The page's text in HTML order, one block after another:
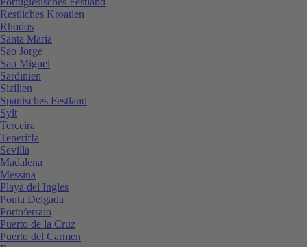
Restliches Kroatien
Rhodos
Santa Maria
Sao Jorge
Sao Miguel
Sardinien
Sizilien
Spanisches Festland
Sylt
Terceira
Teneriffa
Sevilla
Madalena
Messina
Playa del Ingles
Ponta Delgada
Portoferraio
Puerto de la Cruz
Puerto del Carmen